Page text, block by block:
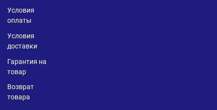
Условия
оплаты
Условия
доставки
Гарантия на
товар
Возврат
товара